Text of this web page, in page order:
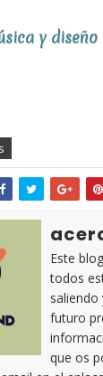
y
Este
todos
saliendo
futuro
que os